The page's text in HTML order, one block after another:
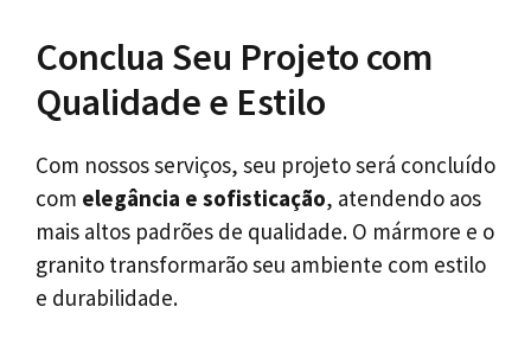
Conclua Seu Projeto com
Qualidade e Estilo
Com nossos serviços, seu projeto será concluído
com elegância e sofisticação, atendendo aos
mais altos padrões de qualidade. O mármore e o
granito transformarão seu ambiente com estilo
e durabilidade.